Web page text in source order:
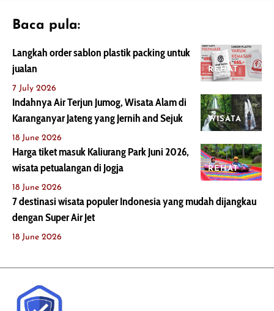
Baca pula:
REHAT
Langkah order sablon plastik packing untuk
jualan
7 July 2026
WISATA
Indahnya Air Terjun Jumog, Wisata Alam di
Karanganyar Jateng yang Jernih and Sejuk
18 June 2026
REHAT
Harga tiket masuk Kaliurang Park Juni 2026,
wisata petualangan di Jogja
18 June 2026
7 destinasi wisata populer Indonesia yang mudah dijangkau
dengan Super Air Jet
18 June 2026